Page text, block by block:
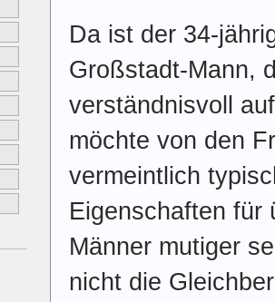
Da ist der 34-
Großstadt-Mann,
verständnisvoll
möchte von den
vermeintlich
Eigenschaften für
Männer mutiger
nicht die